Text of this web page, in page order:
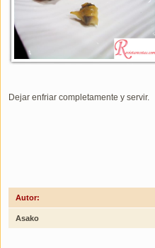
Dejar enfriar completamente y servir.
Autor:
Asako